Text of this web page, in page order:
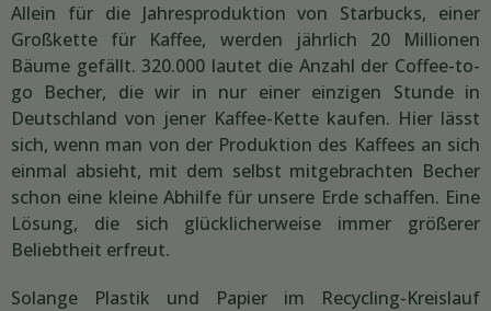
Allein für die Jahresproduktion von Starbucks, einer
Großkette für Kaffee, werden jährlich 20 Millionen
Bäume gefällt. 320.000 lautet die Anzahl der Coffee-to-
go Becher, die wir in nur einer einzigen Stunde in
Deutschland von jener Kaffee-Kette kaufen. Hier lässt
sich, wenn man von der Produktion des Kaffees an sich
einmal absieht, mit dem selbst mitgebrachten Becher
schon eine kleine Abhilfe für unsere Erde schaffen. Eine
Lösung, die sich glücklicherweise immer größerer
Beliebtheit erfreut.
Solange Plastik und Papier im Recycling-Kreislauf